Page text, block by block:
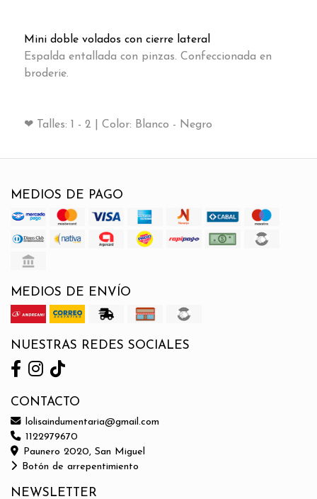
Mini doble volados con cierre lateral
Espalda entallada con pinzas. Confeccionada en
broderie.
❤ Talles: 1 - 2 | Color: Blanco - Negro
MEDIOS DE PAGO
MEDIOS DE ENVÍO
NUESTRAS REDES SOCIALES
CONTACTO
lolisaindumentaria@gmail.com
1122979670
Paunero 2020, San Miguel
Botón de arrepentimiento
NEWSLETTER